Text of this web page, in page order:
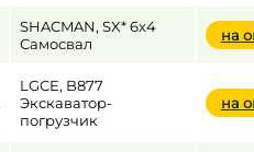
SHACMAN, SX* 6x4
Самосвал
на
LGCE, B877
Экскаватор-
погрузчик
на